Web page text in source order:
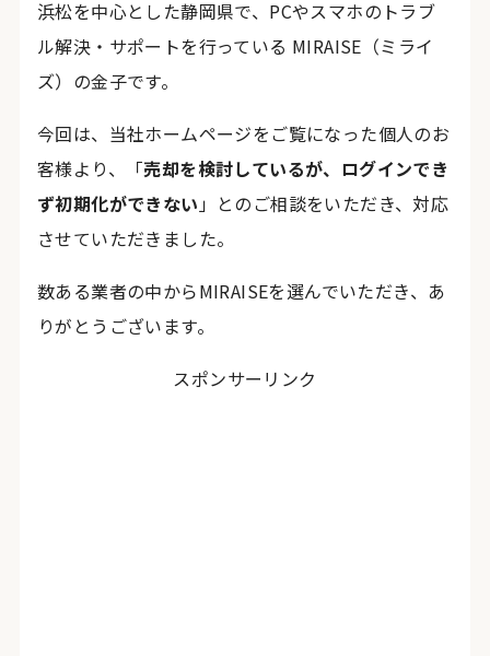
浜松を中心とした静岡県で、PCやスマホのトラブ
ル解決・サポートを行っている MIRAISE（ミライ
ズ）の金子です。
今回は、当社ホームページをご覧になった個人のお
客様より、「売却を検討しているが、ログインでき
ず初期化ができない」とのご相談をいただき、対応
させていただきました。
数ある業者の中からMIRAISEを選んでいただき、あ
りがとうございます。
スポンサーリンク